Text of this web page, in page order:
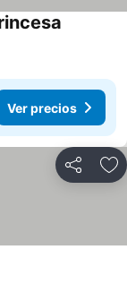
Ver precios
Compartir